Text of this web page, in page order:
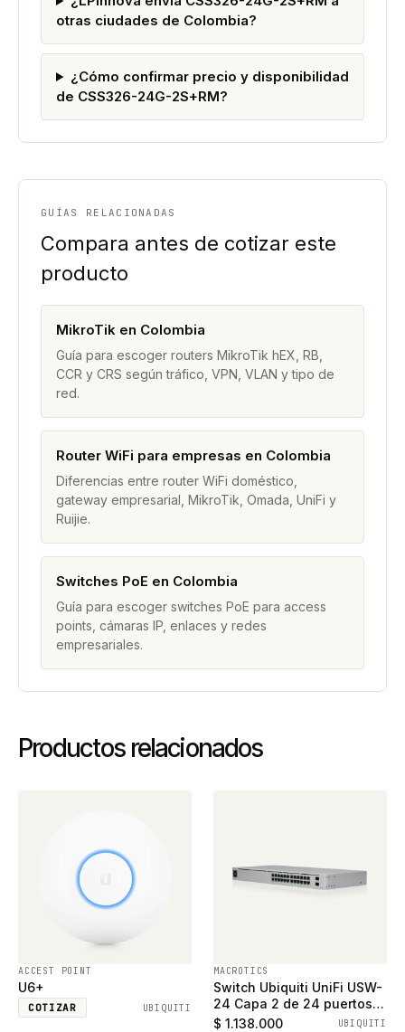
otras ciudades de Colombia?
¿Cómo confirmar precio y disponibilidad
de CSS326-24G-2S+RM?
GUÍAS RELACIONADAS
Compara antes de cotizar este
producto
MikroTik en Colombia
Guía para escoger routers MikroTik hEX, RB,
CCR y CRS según tráfico, VPN, VLAN y tipo de
red.
Router WiFi para empresas en Colombia
Diferencias entre router WiFi doméstico,
gateway empresarial, MikroTik, Omada, UniFi y
Ruijie.
Switches PoE en Colombia
Guía para escoger switches PoE para access
points, cámaras IP, enlaces y redes
empresariales.
Productos relacionados
ACCEST POINT
U6+
COTIZAR UBIQUITI
MACROTICS
Switch Ubiquiti UniFi USW-
24 Capa 2 de 24 puertos
ethernet gigabit y 2
$ 1.138.000 UBIQUITI